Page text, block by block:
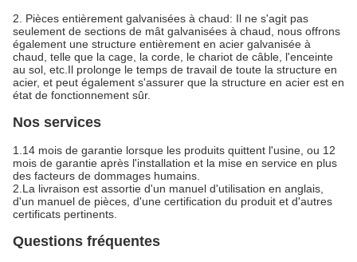
2. Pièces entièrement galvanisées à chaud: Il ne s'agit pas
seulement de sections de mât galvanisées à chaud, nous offrons
également une structure entièrement en acier galvanisée à
chaud, telle que la cage, la corde, le chariot de câble, l'enceinte
au sol, etc.Il prolonge le temps de travail de toute la structure en
acier, et peut également s'assurer que la structure en acier est en
état de fonctionnement sûr.
Nos services
1.14 mois de garantie lorsque les produits quittent l'usine, ou 12
mois de garantie après l'installation et la mise en service en plus
des facteurs de dommages humains.
2.La livraison est assortie d'un manuel d'utilisation en anglais,
d'un manuel de pièces, d'une certification du produit et d'autres
certificats pertinents.
Questions fréquentes